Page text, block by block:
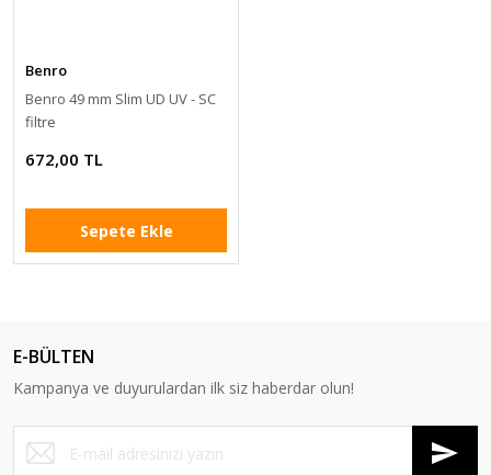
Benro
Benro 49 mm Slim UD UV - SC
filtre
672,00 TL
Sepete Ekle
E-BÜLTEN
Kampanya ve duyurulardan ilk siz haberdar olun!